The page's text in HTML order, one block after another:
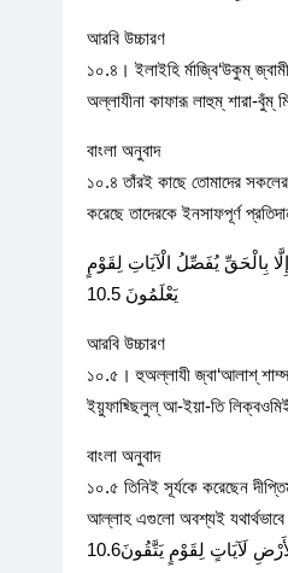
আরবি উচ্চারণ
১০.৪। ইলাইহি র্মাজ্বি‘উকুম্
অল্লাযীনা কাফারূ লাহুম্ শারা-
বাংলা অনুবাদ
১০.৪ তাঁরই কাছে তোমাদের
করেছে তাদেরকে ইনসাফপূর্ণ
بِالْحَقِّ يُفَصِّلُ الْآيَاتِ لِقَوْمٍ
يَعْلَمُونَ 10.5
আরবি উচ্চারণ
১০.৫। হুঅল্লাযী জ্বা‘আলাশ্ শাম্সা
ইয়ুফাছ্ছিলুল্ আ-ইয়া-তি
বাংলা অনুবাদ
১০.৫ তিনিই সূর্যকে করেছেন
আল্লাহ এগুলো অবশ্যই যথার্থভাবে
لَآيَاتٍ لِقَوْمٍ يَتَّقُونَ10.6